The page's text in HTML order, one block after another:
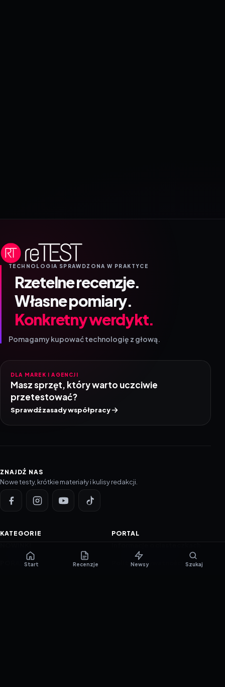
TECHNOLOGIA SPRAWDZONA W PRAKTYCE
Rzetelne recenzje.
Własne pomiary.
Konkretny werdykt.
Pomagamy kupować technologię z głową.
DLA MAREK I AGENCJI
Masz sprzęt, który warto uczciwie
przetestować?
Sprawdź zasady współpracy
ZNAJDŹ NAS
Nowe testy, krótkie materiały i kulisy redakcji.
KATEGORIE
PORADNIKI
PORTAL
Polityka prywatności
Start Recenzje Newsy Szukaj